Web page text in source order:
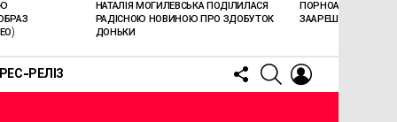
РЕЛІЗ
FOLLOW
US
SEARCH
НАТАЛІЯ МОГИЛЕВСЬКА ПОДІЛИЛАСЯ
РАДІСНОЮ НОВИНОЮ ПРО ЗДОБУТОК
ДОНЬКИ
ПОРНОАКТОРКА
ЗААРЕШТОВАНА НА